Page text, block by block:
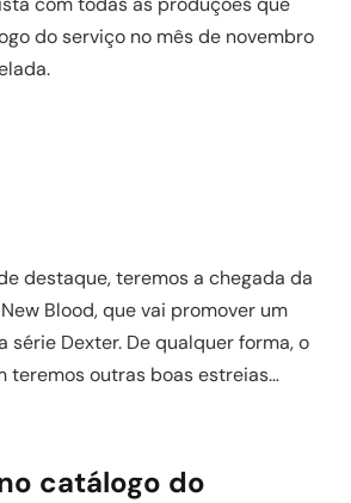
do serviço no mês de novembro
destaque, teremos a chegada da
Blood, que vai promover um
série Dexter. De qualquer forma, o
teremos outras boas estreias…
catálogo do